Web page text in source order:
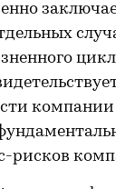
рисков